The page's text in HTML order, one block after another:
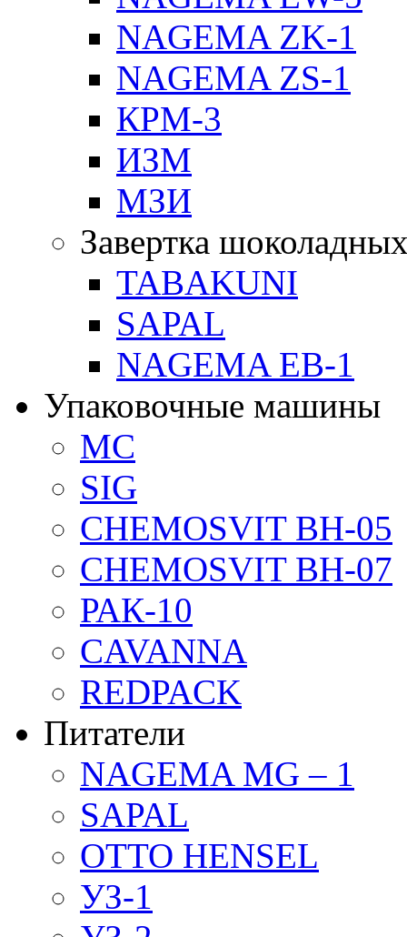
NAGEMA ZK-1
NAGEMA ZS-1
КРМ-3
ИЗМ
МЗИ
Завертка
TABAKUNI
SAPAL
NAGEMA EB-1
Упаковочные машины
MC
SIG
CHEMOSVIT BH-05
CHEMOSVIT BH-07
РАК-10
CAVANNA
REDPACK
Питатели
NAGEMA MG – 1
SAPAL
OTTO HENSEL
УЗ-1